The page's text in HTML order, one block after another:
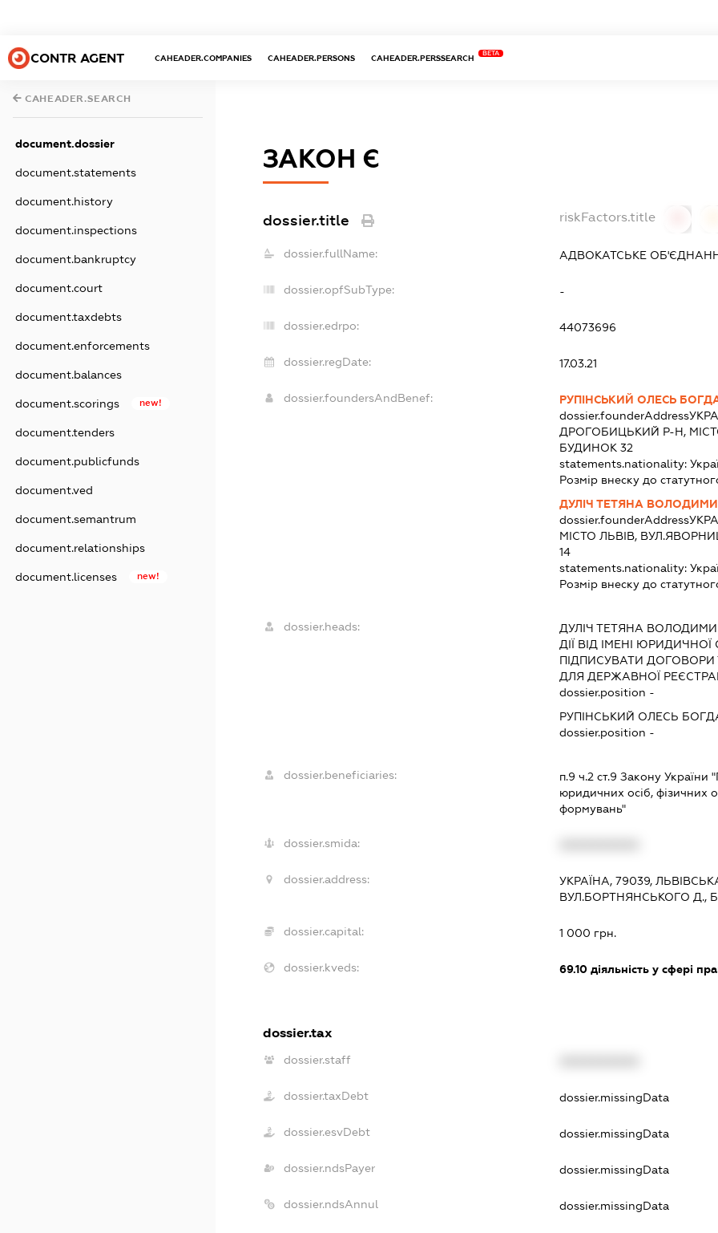
CONTR AGENT CAHEADER.COMPANIES CAHEADER.PERSONS CAHEADER.PERSSEARCH
BETA
CAHEADER.SEARCH
document.dossier
document.statements
document.history
document.inspections
document.bankruptcy
document.court
document.taxdebts
document.enforcements
document.balances
document.scorings new!
document.tenders
document.publicfunds
document.ved
document.semantrum
document.relationships
document.licenses new!
ЗАКОН Є
dossier.title riskFactors.title
dossier.fullName: АДВОКАТСЬКЕ
dossier.opfSubType: -
dossier.edrpo: 44073696
dossier.regDate: 17.03.21
dossier.foundersAndBenef:
РУПІНСЬКИЙ ОЛЕСЬ
dossier.founderAddress
ДРОГОБИЦЬКИЙ Р-Н,
БУДИНОК 32
statements.nationality:
Розмір внеску до
ДУЛІЧ ТЕТЯНА
dossier.founderAddress
МІСТО ЛЬВІВ,
14
statements.nationality:
Розмір внеску до
dossier.heads: ДУЛІЧ ТЕТЯНА
ДІЇ ВІД ІМЕНІ
ПІДПИСУВАТИ
ДЛЯ ДЕРЖАВНОЇ
dossier.position -
РУПІНСЬКИЙ ОЛЕСЬ
dossier.position -
dossier.beneficiaries:
п.9 ч.2 ст.9 Закону
юридичних осіб, фізичних
формувань"
dossier.smida:
dossier.address:
УКРАЇНА, 79039,
ВУЛ.БОРТНЯНСЬКОГО Д.,
dossier.capital: 1 000 грн.
dossier.kveds: 69.10 діяльність у сфері
dossier.tax
dossier.staff
dossier.taxDebt dossier.missingData
dossier.esvDebt dossier.missingData
dossier.ndsPayer dossier.missingData
dossier.ndsAnnul dossier.missingData